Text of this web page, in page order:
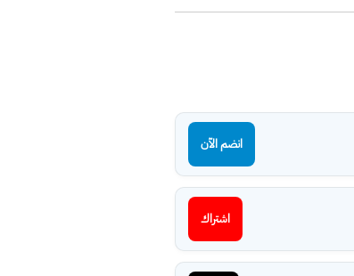
انضم الآن
اشتراك